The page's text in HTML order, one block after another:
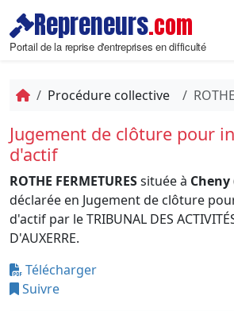
Repreneurs.com
Portail de la reprise d'entreprises en difficulté
Procédure collective
Jugement de clôture pour
d'actif
ROTHE FERMETURESsituée à Cheny
déclarée en Jugement de clôture
d'actif par le TRIBUNAL DES
D'AUXERRE.
Télécharger
Suivre